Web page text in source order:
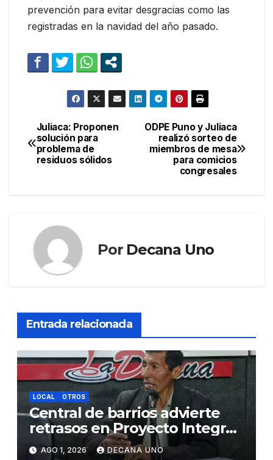
prevención para evitar desgracias como las
registradas en la navidad del año pasado.
Navegación
de
ODPE Puno y Juliaca
realizó sorteo de
miembros de mesa
para comicios
congresales
Juliaca: Proponen
solución para
problema de
residuos sólidos
Por Decana Uno
Entrada relacionada
LOCAL OTROS
Central de barrios advierte
retrasos en Proyecto Integral
de Agua y Alcantarillado para
AGO 1, 2026 DECANA UNO